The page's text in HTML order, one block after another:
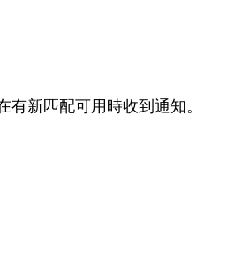
有新匹配可用時收到通知。